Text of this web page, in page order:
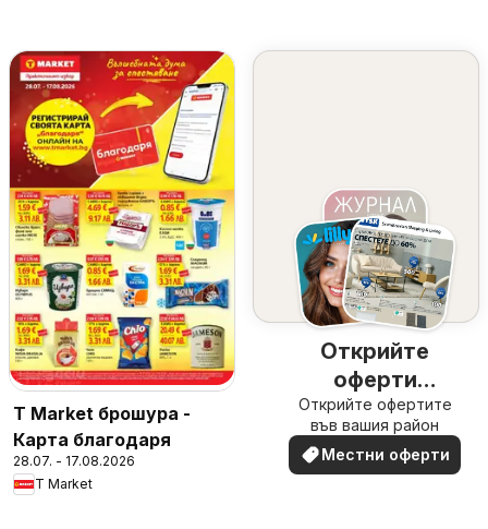
T Market брошура -
Карта благодаря
28.07. - 17.08.2026
T Market
Открийте
оферти
наблизо
Открийте офертите
във вашия район
Местни оферти